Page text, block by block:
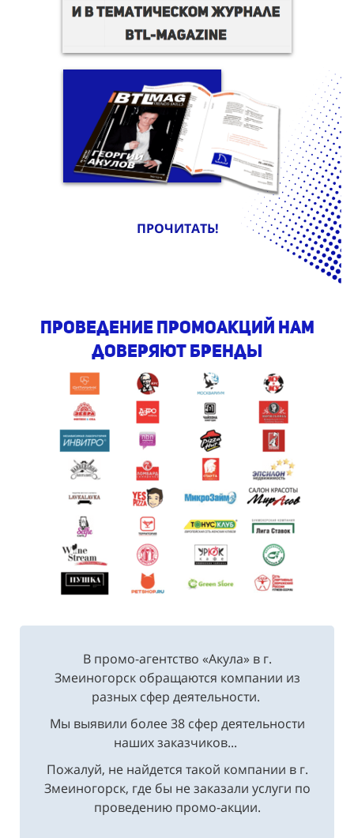
ПРОЧИТАТЬ!
проведение промоакций Нам
доверяют бренды
В промо-агентство «Акула» в г.
Змеиногорск обращаются компании из
разных сфер деятельности.
Мы выявили более 38 сфер деятельности
наших заказчиков...
Пожалуй, не найдется такой компании в г.
Змеиногорск, где бы не заказали услуги по
проведению промо-акции.